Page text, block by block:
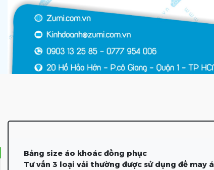
Bảng size áo khoác đồng phục
Tư vấn 3 loại vải thường được sử dụng để may